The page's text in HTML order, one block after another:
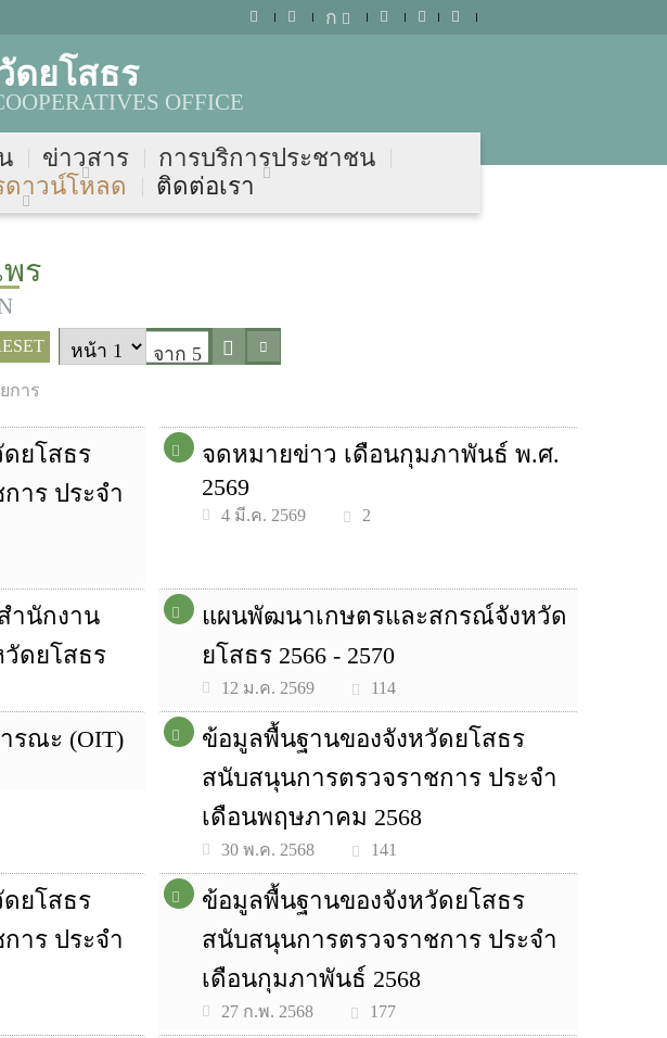
ก
ดยโสธร
OFFICE
ข่าวสาร
การบริการประชาชน
ดาวน์โหลด ติดต่อเรา
พร
จาก 5
การ
ยโสธร
าร ประจำ
จดหมายข่าว เดือนกุมภาพันธ์ พ.ศ.
2569
4 มี.ค. 2569 2
ำนักงาน
ดยโสธร
แผนพัฒนาเกษตรและสกรณ์จังหวัด
ยโสธร 2566 - 2570
12 ม.ค. 2569 114
รณะ (OIT)
ข้อมูลพื้นฐานของจังหวัดยโสธร
สนับสนุนการตรวจราชการ ประจำ
เดือนพฤษภาคม 2568
30 พ.ค. 2568 141
ยโสธร
าร ประจำ
ข้อมูลพื้นฐานของจังหวัดยโสธร
สนับสนุนการตรวจราชการ ประจำ
เดือนกุมภาพันธ์ 2568
27 ก.พ. 2568 177